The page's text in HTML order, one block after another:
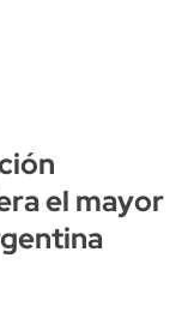
el mayor